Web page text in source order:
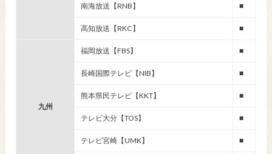
南海放送【RNB】 ■
高知放送【RKC】 ■
九州
福岡放送【FBS】 ■
長崎国際テレビ【NIB】 ■
熊本県民テレビ【KKT】 ■
テレビ大分【TOS】 ■
テレビ宮崎【UMK】 ■